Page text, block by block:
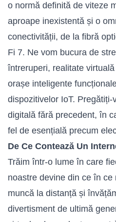
o normă definită de viteze
aproape inexistentă și o
conectivității, de la fibră
Fi 7. Ne vom bucura de
întreruperi, realitate
orașe inteligente
dispozitivelor IoT.
digitală fără precedent, în
fel de esențială precum
De Ce Contează Un
Trăim într-o lume în care
noastre devine din ce în
muncă la distanță și
divertisment de ultimă